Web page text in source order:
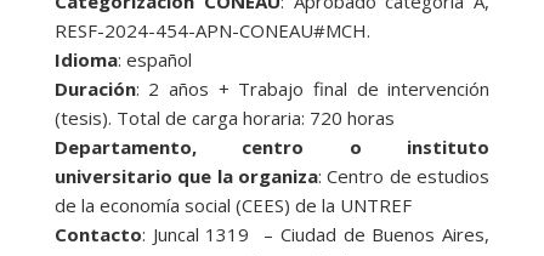
RESF-2024-454-APN-CONEAU#MCH.
Idioma: español
Duración: 2 años + Trabajo final de intervención
(tesis). Total de carga horaria: 720 horas
Departamento, centro o instituto
universitario que la organiza: Centro de estudios
de la economía social (CEES) de la UNTREF
Contacto: Juncal 1319 – Ciudad de Buenos Aires,